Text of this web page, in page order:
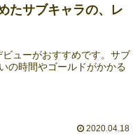
たサブキャラの、レ
ューがおすすめです。サブ
の時間やゴールドがかかる
2020.04.18